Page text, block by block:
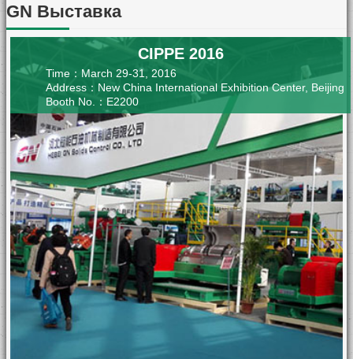
GN Выставка
CIPPE 2016
Time：March 29-31, 2016
Address：New China International Exhibition Center, Beijing
Booth No.：E2200